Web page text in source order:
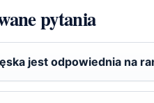
pytania
jest odpowiednia na